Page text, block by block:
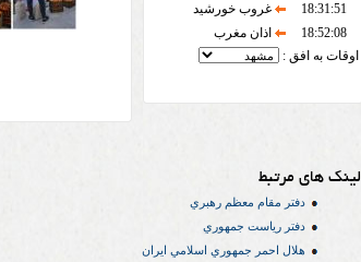
18:31:51
غروب خورشید
18:52:08
اذان مغرب
اوقات به افق :
لینک های مرتبط
دفتر مقام معظم رهبري
دفتر رياست جمهوري
هلال احمر جمهوري اسلامي ايران